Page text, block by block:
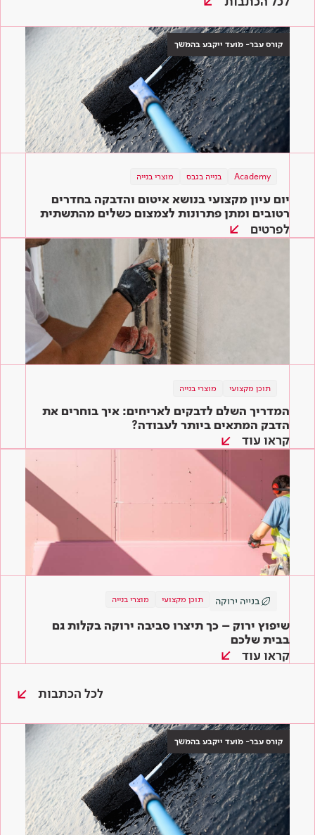
קורס עבר- מועד ייקבע בהמשך
Academy בנייה בגבס מוצרי בנייה
יום עיון מקצועי בנושא איטום והדבקה בחדרים
רטובים ומתן פתרונות לצמצום כשלים מהתשתית
ועד הגמר
לפרטים
תוכן מקצועי מוצרי בנייה
המדריך השלם לדבקים לאריחים: איך בוחרים את
הדבק המתאים ביותר לעבודה?
קראו עוד
בנייה ירוקה תוכן מקצועי מוצרי בנייה
שיפוץ ירוק – כך תיצרו סביבה ירוקה בקלות גם
בבית שלכם
קראו עוד
לכל הכתבות
קורס עבר- מועד ייקבע בהמשך